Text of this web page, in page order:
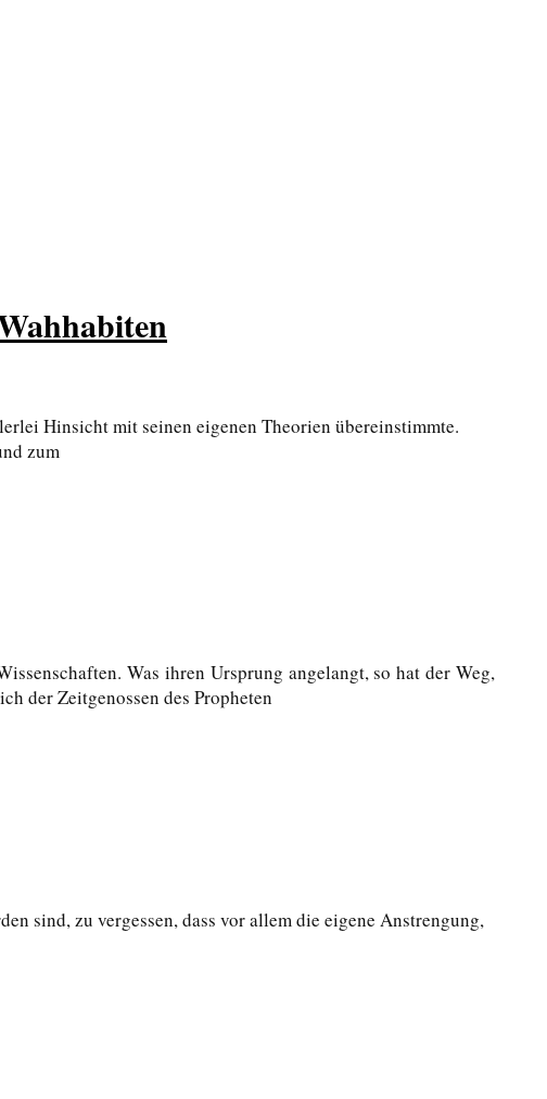
Hinsicht mit seinen eigenen Theorien übereinstimmte.
zum
Was ihren Ursprung angelangt, so hat der Weg,
der Zeitgenossen des Propheten
sind, zu vergessen, dass vor allem die eigene Anstrengung,